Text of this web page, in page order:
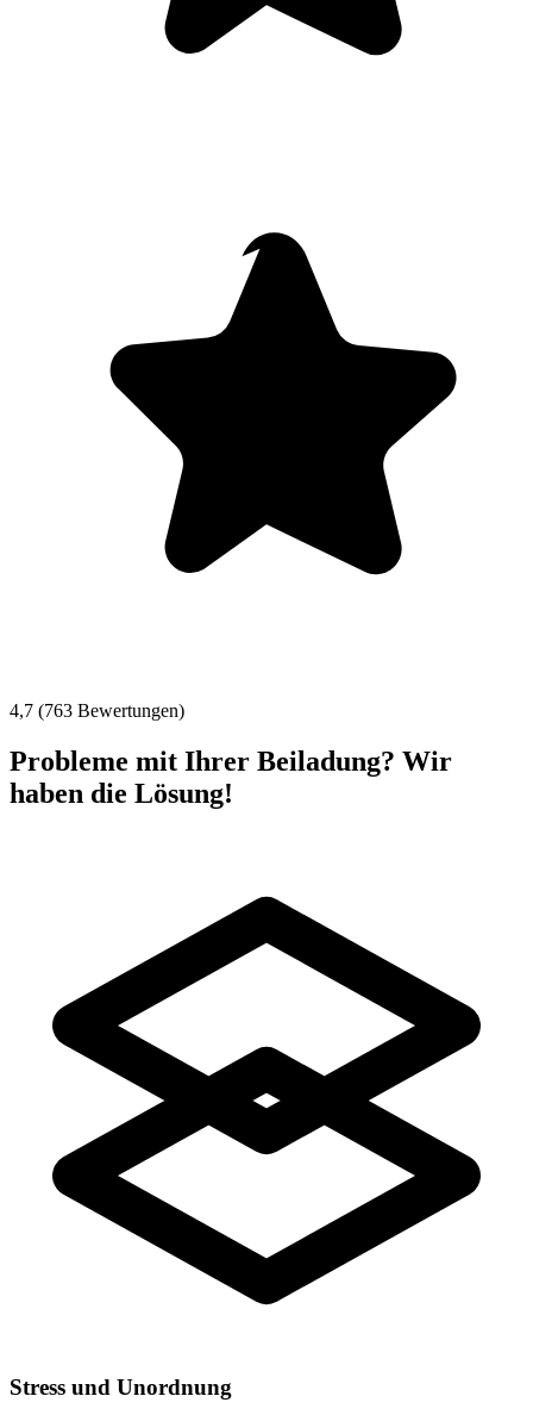
4,7 (763 Bewertungen)
Probleme mit Ihrer Beiladung? Wir
haben die Lösung!
Stress und Unordnung